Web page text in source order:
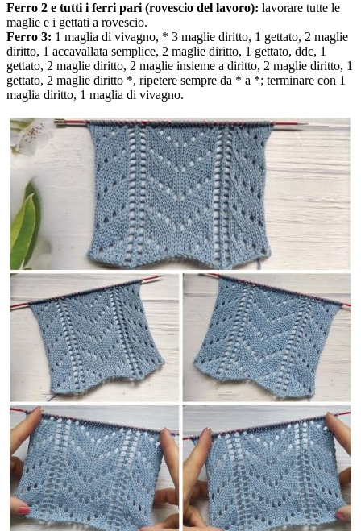
Ferro 2 e tutti i ferri pari (rovescio del lavoro): lavorare tutte le
maglie e i gettati a rovescio.
Ferro 3: 1 maglia di vivagno, * 3 maglie diritto, 1 gettato, 2 maglie
diritto, 1 accavallata semplice, 2 maglie diritto, 1 gettato, ddc, 1
gettato, 2 maglie diritto, 2 maglie insieme a diritto, 2 maglie diritto, 1
gettato, 2 maglie diritto *, ripetere sempre da * a *; terminare con 1
maglia diritto, 1 maglia di vivagno.